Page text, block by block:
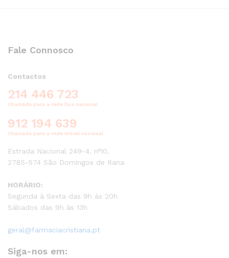
Fale Connosco
Contactos
214 446 723
Chamada para a rede fixa nacional
912 194 639
Chamada para a rede móvel nacional
Estrada Nacional 249-4, nº10,
2785-574 São Domingos de Rana
HORÁRIO:
Segunda à Sexta das 9h às 20h
Sábados das 9h às 13h
geral@farmaciacristiana.pt
Siga-nos em: